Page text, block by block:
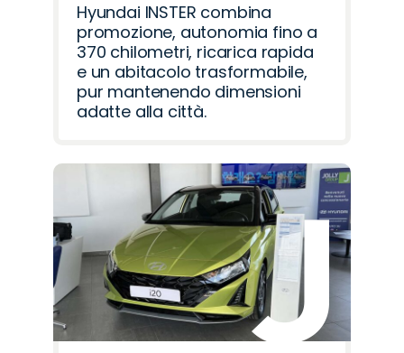
Hyundai INSTER combina
promozione, autonomia fino a
370 chilometri, ricarica rapida
e un abitacolo trasformabile,
pur mantenendo dimensioni
adatte alla città.